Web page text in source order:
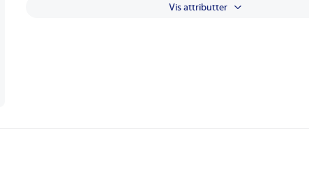
Vis attributter